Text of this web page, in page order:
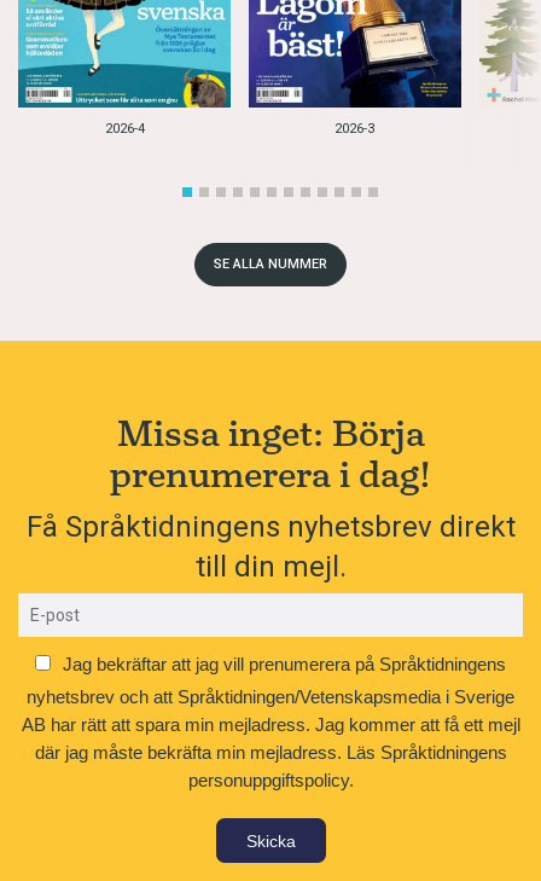
2026-4 2026-3
SE ALLA NUMMER
Missa inget: Börja
prenumerera i dag!
Få Språktidningens nyhetsbrev direkt
till din mejl.
Jag bekräftar att jag vill prenumerera på Språktidningens
nyhetsbrev och att Språktidningen/Vetenskapsmedia i Sverige
AB har rätt att spara min mejladress. Jag kommer att få ett mejl
där jag måste bekräfta min mejladress. Läs Språktidningens
personuppgiftspolicy.
Skicka